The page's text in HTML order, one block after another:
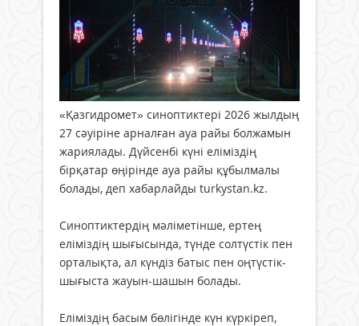
«Қазгидромет» синоптиктері 2026 жылдың
27 сәуіріне арналған ауа райы болжамын
жариялады. Дүйсенбі күні еліміздің
бірқатар өңірінде ауа райы құбылмалы
болады, деп хабарлайды turkystan.kz.
Синоптиктердің мәліметінше, ертең
еліміздің шығысында, түнде солтүстік пен
орталықта, ал күндіз батыс пен оңтүстік-
шығыста жауын-шашын болады.
Еліміздің басым бөлігінде күн күркіреп,